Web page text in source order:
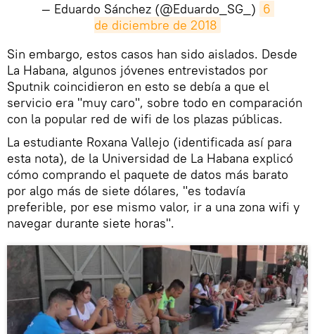
— Eduardo Sánchez (@Eduardo_SG_) 6
de diciembre de 2018
​Sin embargo, estos casos han sido aislados. Desde
La Habana, algunos jóvenes entrevistados por
Sputnik coincidieron en esto se debía a que el
servicio era "muy caro", sobre todo en comparación
con la popular red de wifi de los plazas públicas.
La estudiante Roxana Vallejo (identificada así para
esta nota), de la Universidad de La Habana explicó
cómo comprando el paquete de datos más barato
por algo más de siete dólares, "es todavía
preferible, por ese mismo valor, ir a una zona wifi y
navegar durante siete horas".